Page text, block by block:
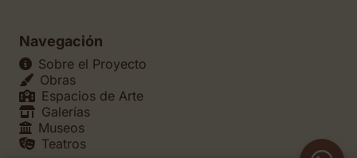
Navegación
Sobre el Proyecto
Obras
Espacios de Arte
Galerías
Museos
Teatros